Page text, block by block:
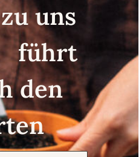
uns
führt
den